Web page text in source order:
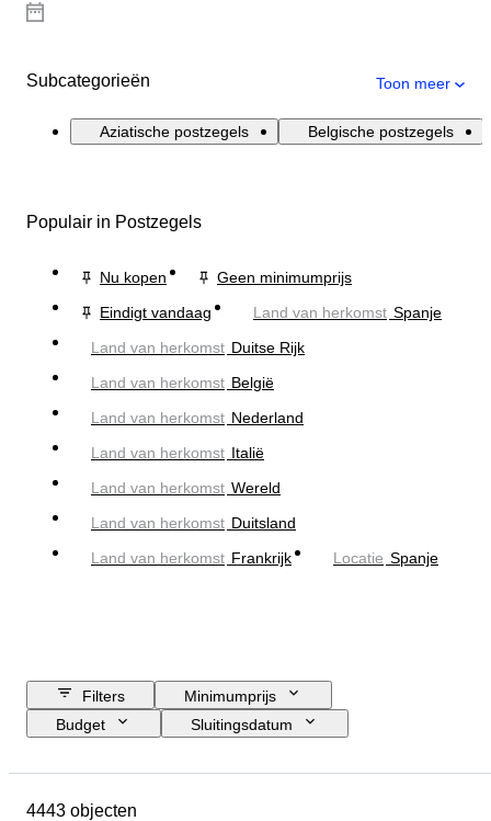
Subcategorieën Toon meer
Aziatische postzegels Belgische postzegels
Populair in Postzegels
Nu kopen
Geen minimumprijs
Eindigt vandaag
Land van herkomst Spanje
Land van herkomst Duitse Rijk
Land van herkomst België
Land van herkomst Nederland
Land van herkomst Italië
Land van herkomst Wereld
Land van herkomst Duitsland
Land van herkomst Frankrijk Locatie Spanje
Filters
Minimumprijs
Budget
Sluitingsdatum
Geslacht
4443 objecten